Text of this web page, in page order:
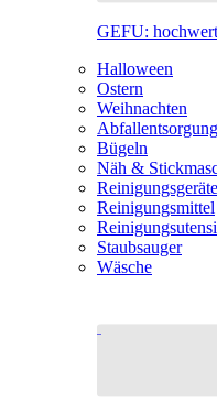
GEFU:
Halloween
Ostern
Weihnachten
Abfallentsorgung
Bügeln
Näh &
Reinigungsgeräte
Reinigungsmittel
Staubsauger
Wäsche